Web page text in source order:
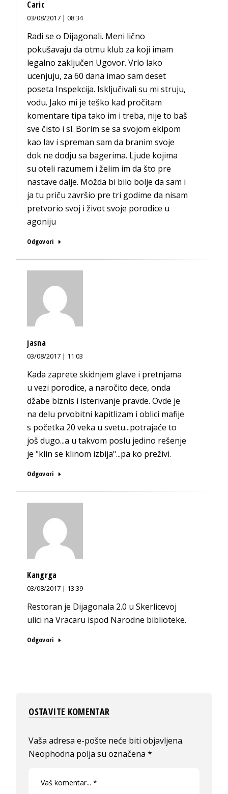
Caric
03/08/2017 | 08:34
Radi se o Dijagonali. Meni lično
pokušavaju da otmu klub za koji imam
legalno zaključen Ugovor. Vrlo lako
ucenjuju, za 60 dana imao sam deset
poseta Inspekcija. Isključivali su mi struju,
vodu. Jako mi je teško kad pročitam
komentare tipa tako im i treba, nije to baš
sve čisto i sl. Borim se sa svojom ekipom
kao lav i spreman sam da branim svoje
dok ne dodju sa bagerima. Ljude kojima
su oteli razumem i želim im da što pre
nastave dalje. Možda bi bilo bolje da sam i
ja tu priču završio pre tri godime da nisam
pretvorio svoj i život svoje porodice u
agoniju
Odgovori
jasna
03/08/2017 | 11:03
Kada zaprete skidnjem glave i pretnjama
u vezi porodice, a naročito dece, onda
džabe biznis i isterivanje pravde. Ovde je
na delu prvobitni kapitlizam i oblici mafije
s početka 20 veka u svetu...potrajaće to
još dugo...a u takvom poslu jedino rešenje
je "klin se klinom izbija"...pa ko preživi.
Odgovori
Kangrga
03/08/2017 | 13:39
Restoran je Dijagonala 2.0 u Skerlicevoj
ulici na Vracaru ispod Narodne biblioteke.
Odgovori
OSTAVITE KOMENTAR
Vaša adresa e-pošte neće biti objavljena.
Neophodna polja su označena*